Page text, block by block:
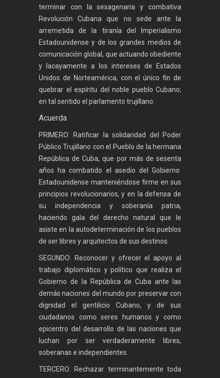
terminar con la sexagenaria y combativa
Revolución Cubana que no sede ante la
arremetida de la tiranía del Imperialismo
Estadounidense y de los grandes medios de
comunicación global, que actuando obediente
y lacayamente a los intereses de Estados
Unidos de Norteamérica, con el único fin de
quebrar el espíritu del noble pueblo Cubano;
en tal sentido el parlamento trujillano:
Acuerda
PRIMERO: Ratificar la solidaridad del Poder
Público Trujillano con el Pueblo de la hermana
República de Cuba, que por más de sesenta
años ha combatido el asedio del Gobierno
Estadounidense manteniéndose firme en sus
principios revolucionarios, y en la defensa de
su independencia y soberanía patria,
haciendo gala del derecho natural que le
asiste en la autodeterminación de los pueblos
de ser libres y arquitectos de sus destinos.
SEGUNDO: Reconocer y ofrecer el apoyo al
trabajo diplomático y político que realiza el
Gobierno de la República de Cuba ante las
demás naciones del mundo por preservar con
dignidad el gentilicio Cubano, y de sus
ciudadanos como seres humanos y como
epicentro del desarrollo de las naciones que
luchan por ser verdaderamente libres,
soberanas e independientes.
TERCERO: Rechazar terminantemente toda